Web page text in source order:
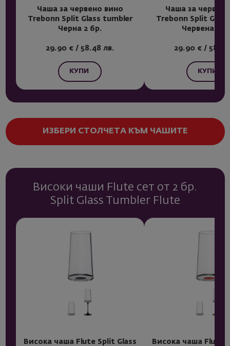
Чаша за червено вино
Trebonn Split Glass tumbler
Черна 2 бр.
29.90 € / 58.48 лв.
КУПИ
Чаша за
Trebonn Split
Червена 2
29.90 € /
КУПИ
ИЗБЕРИ СТОЛЧЕТА КЪМ ЧАШИТЕ
Високи чаши Flute сет от 2 бр.
Split Glass Tumbler Flute
Висока чаша Flute Split Glass Висока чаша Flute